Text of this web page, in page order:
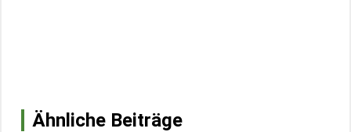
Ähnliche Beiträge